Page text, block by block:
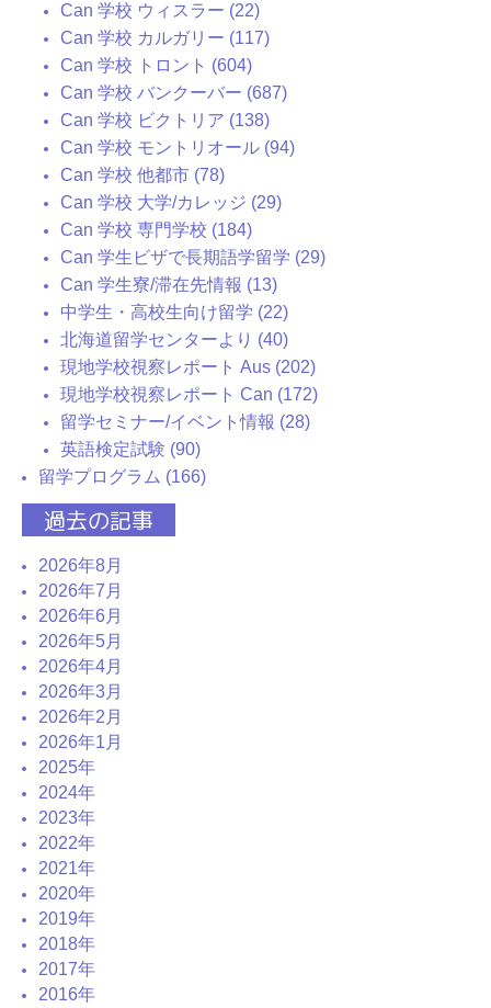
Can 学校 ウィスラー (22)
Can 学校 カルガリー (117)
Can 学校 トロント (604)
Can 学校 バンクーバー (687)
Can 学校 ビクトリア (138)
Can 学校 モントリオール (94)
Can 学校 他都市 (78)
Can 学校 大学/カレッジ (29)
Can 学校 専門学校 (184)
Can 学生ビザで長期語学留学 (29)
Can 学生寮/滞在先情報 (13)
中学生・高校生向け留学 (22)
北海道留学センターより (40)
現地学校視察レポート Aus (202)
現地学校視察レポート Can (172)
留学セミナー/イベント情報 (28)
英語検定試験 (90)
留学プログラム (166)
過去の記事
2026年8月
2026年7月
2026年6月
2026年5月
2026年4月
2026年3月
2026年2月
2026年1月
2025年
2024年
2023年
2022年
2021年
2020年
2019年
2018年
2017年
2016年